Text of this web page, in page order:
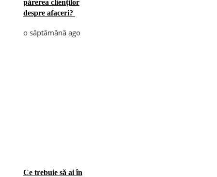
părerea clienților
despre afaceri?
o săptămână ago
Ce trebuie să ai în